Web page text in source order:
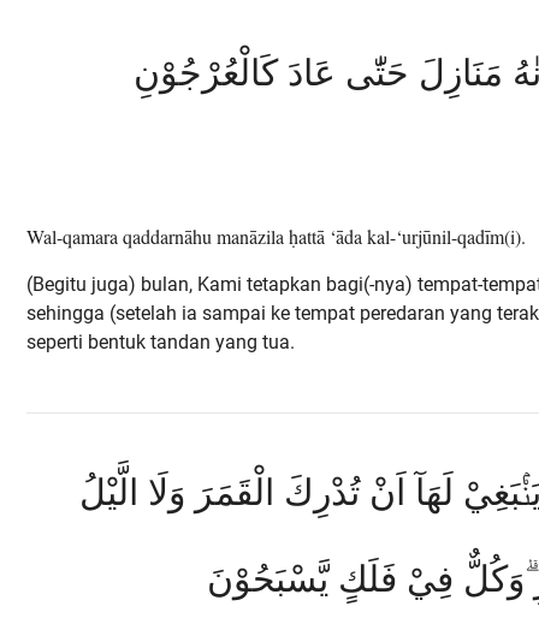
مَنَازِلَ حَتّٰى عَادَ كَالْعُرْجُوْنِ
Wal-qamara qaddarnāhu manāzila ḥattā ‘āda kal-‘urjūnil-qadīm(i).
(Begitu juga) bulan, Kami tetapkan bagi(-nya) tempat-
sehingga (setelah ia sampai ke tempat peredaran yang
seperti bentuk tandan yang tua.
لَهَآ اَنْ تُدْرِكَ الْقَمَرَ وَلَا الَّيْلُ
ۗوَكُلٌّ فِيْ فَلَكٍ يَّسْبَحُوْنَ